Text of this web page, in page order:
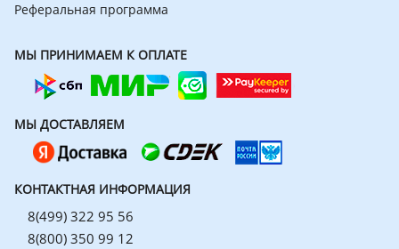
Реферальная программа
МЫ ПРИНИМАЕМ К ОПЛАТЕ
МЫ ДОСТАВЛЯЕМ
КОНТАКТНАЯ ИНФОРМАЦИЯ
8(499) 322 95 56
8(800) 350 99 12